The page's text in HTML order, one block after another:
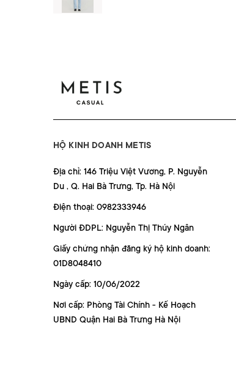
HỘ KINH DOANH METIS
Địa chỉ: 146 Triệu Việt Vương, P. Nguyễn
Du , Q. Hai Bà Trưng, Tp. Hà Nội
Điện thoại: 0982333946
Người ĐDPL: Nguyễn Thị Thúy Ngân
Giấy chứng nhận đăng ký hộ kinh doanh:
01D8048410
Ngày cấp: 10/06/2022
Nơi cấp: Phòng Tài Chính - Kế Hoạch
UBND Quận Hai Bà Trưng Hà Nội